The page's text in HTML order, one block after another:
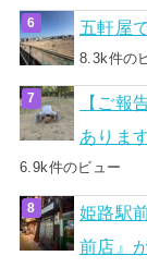
五軒屋
8.3k件の
【ご報
あります
6.9k件のビュー
姫路駅
前店』